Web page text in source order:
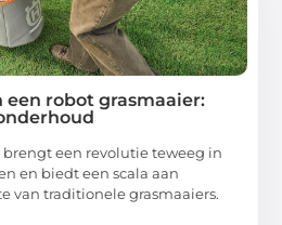
een robot grasmaaier:
brengt een revolutie teweeg in
en biedt een scala aan
van traditionele grasmaaiers.